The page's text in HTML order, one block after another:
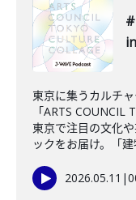
東京に集うカルチ
「ARTS COUNCIL
東京で注目の文化
ックをお届け。「建
2026.05.11 |